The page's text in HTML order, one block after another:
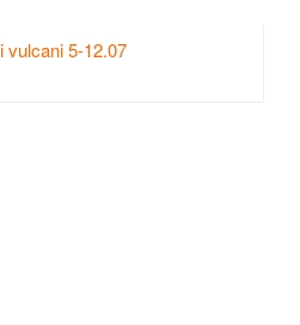
vulcani 5-12.07